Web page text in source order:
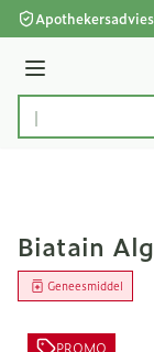
Ga naar de
Apothekersadvies
Menu
Product, merk,
Biatain
Geneesmiddel
PROMO